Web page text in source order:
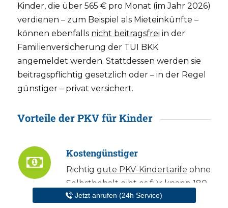
Kinder, die über 565 € pro Monat (im Jahr 2026)
verdienen – zum Beispiel als Mieteinkünfte –
können ebenfalls nicht beitragsfrei in der
Familienversicherung der TUI BKK
angemeldet werden. Stattdessen werden sie
beitragspflichtig gesetzlich oder – in der Regel
günstiger – privat versichert.
Vorteile der PKV für Kinder
Kostengünstiger
Richtig gute PKV-Kindertarife ohne
Selbstbehalt gibt es für knapp 180
€ im Monat.Günstige PKV-
Jetzt anrufen (24h Service)